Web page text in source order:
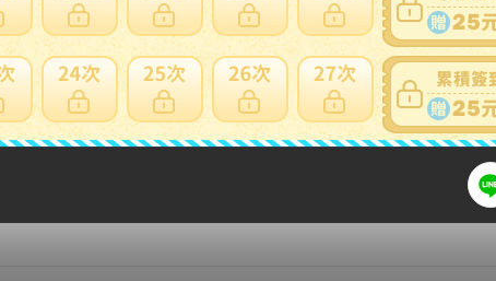
更多此賣家商品
茶道具『萩焼花文透かし香炉（高さ10,5㎝）』三足香炉 美品
茶事 茶道教室 表千家 裏千家 武者小路千家 千家十職 七事式